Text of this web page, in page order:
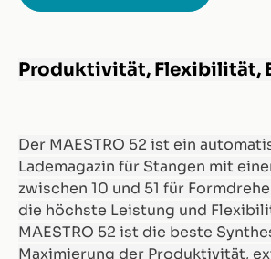
Produktivität, Flexibilität,
Der MAESTRO 52 ist ein
Lademagazin für Stangen mit
zwischen 10 und 51 für
die höchste Leistung und
MAESTRO 52 ist die beste
Maximierung der Produktivität,